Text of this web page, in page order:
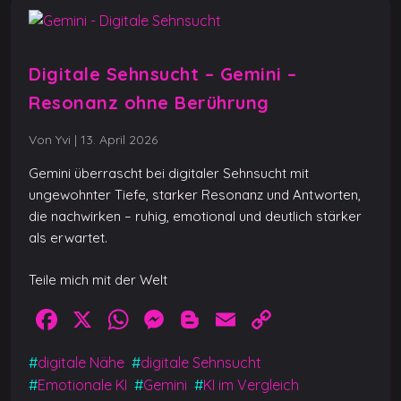
Digitale Sehnsucht – Gemini –
Resonanz ohne Berührung
Von Yvi | 13. April 2026
Gemini überrascht bei digitaler Sehnsucht mit
ungewohnter Tiefe, starker Resonanz und Antworten,
die nachwirken – ruhig, emotional und deutlich stärker
als erwartet.
Teile mich mit der Welt
F
a
c
X
W
h
at
M
e
ss
Bl
o
g
E
m
ai p
#digitale Nähe #digitale Sehnsucht
#Emotionale KI #Gemini #KI im Vergleich